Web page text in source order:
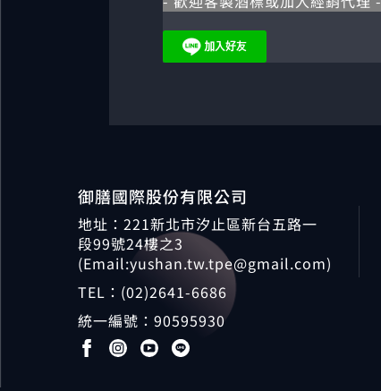
御膳國際股份有限公司
地址：221新北市汐止區新台五路一
段99號24樓之3
(Email:yushan.tw.tpe@gmail.com)
TEL： (02)2641-6686
統一編號： 90595930